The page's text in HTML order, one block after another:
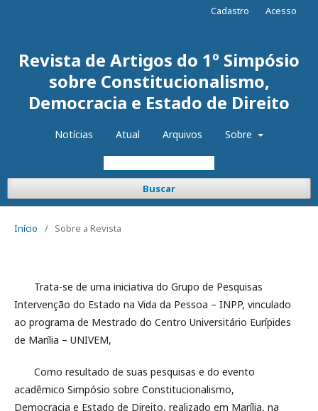
Revista de Artigos do 1º Simpósio
sobre Constitucionalismo,
Democracia e Estado de Direito
Notícias Atual Arquivos Sobre
Buscar
Cadastro Acesso
Início / Sobre a Revista
Trata-se de uma iniciativa do Grupo de Pesquisas
Intervenção do Estado na Vida da Pessoa – INPP, vinculado
ao programa de Mestrado do Centro Universitário Eurípides
de Marília – UNIVEM,
Como resultado de suas pesquisas e do evento
acadêmico Simpósio sobre Constitucionalismo,
Democracia e Estado de Direito, realizado em Marília, na